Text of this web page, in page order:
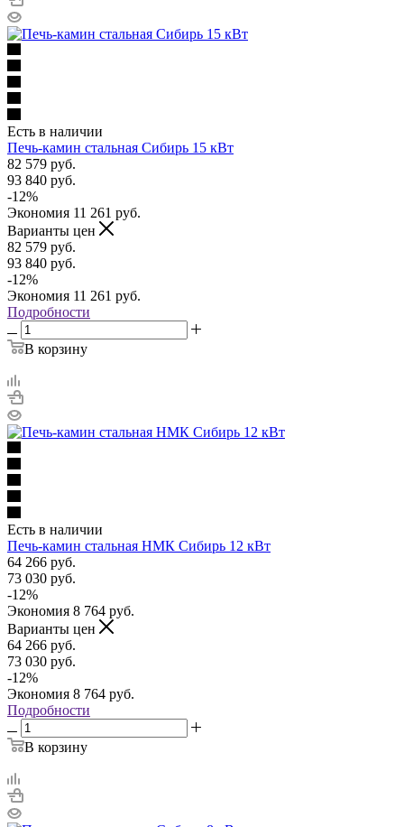
Есть в наличии
Печь-камин стальная Сибирь 15 кВт
82 579 руб.
93 840 руб.
-12%
Экономия 11 261 руб.
Варианты цен
82 579 руб.
93 840 руб.
-12%
Экономия 11 261 руб.
Подробности
В корзину
Есть в наличии
Печь-камин стальная НМК Сибирь 12 кВт
64 266 руб.
73 030 руб.
-12%
Экономия 8 764 руб.
Варианты цен
64 266 руб.
73 030 руб.
-12%
Экономия 8 764 руб.
Подробности
В корзину